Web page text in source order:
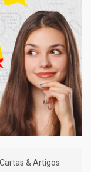
Cartas & Artigos